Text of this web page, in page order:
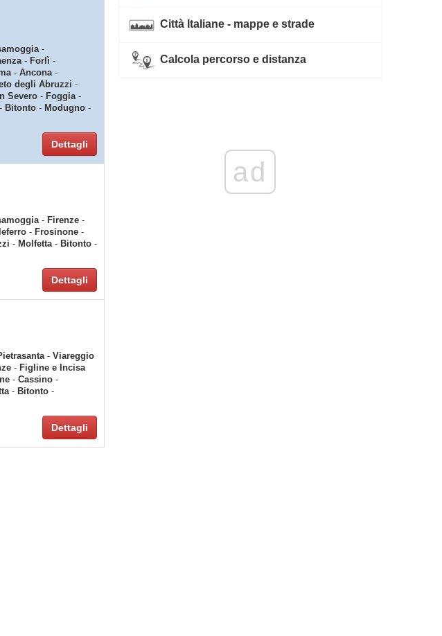
-
- Forlì -
- Ancona-
degli Abruzzi -
Severo - Foggia-
Bitonto - Modugno -
Dettagli
- Firenze -
- Frosinone -
- Molfetta- Bitonto -
Dettagli
- Viareggio
- Figline e Incisa
- Cassino -
- Bitonto -
Dettagli
Città Italiane - mappe e strade
Calcola percorso e distanza
ad